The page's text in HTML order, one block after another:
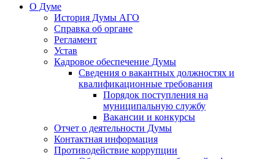
О Думе
История Думы АГО
Справка об органе
Регламент
Устав
Кадровое обеспечение Думы
Сведения о вакантных должностях и
квалификационные требования
Порядок поступления на
муниципальную службу
Вакансии и конкурсы
Отчет о деятельности Думы
Контактная информация
Противодействие коррупции